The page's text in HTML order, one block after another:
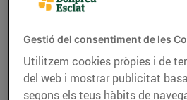
Gestió del consentiment de les
Utilitzem cookies pròpies i de
del web i mostrar publicitat
segons els teus hàbits de